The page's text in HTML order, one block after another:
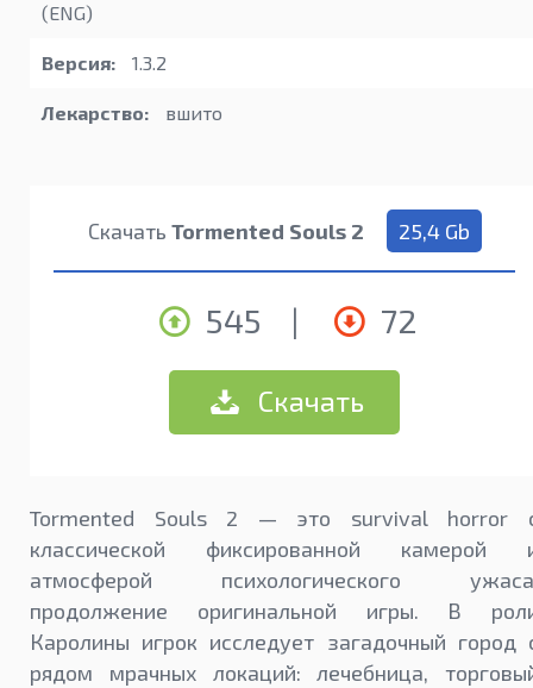
(ENG)
Версия: 1.3.2
Лекарство: вшито
Скачать Tormented Souls 2 25,4 Gb
545 | 72
Скачать
Tormented Souls 2 — это survival horror
классической фиксированной камерой
атмосферой психологического
продолжение оригинальной игры. В
Каролины игрок исследует загадочный город
рядом мрачных локаций: лечебница,